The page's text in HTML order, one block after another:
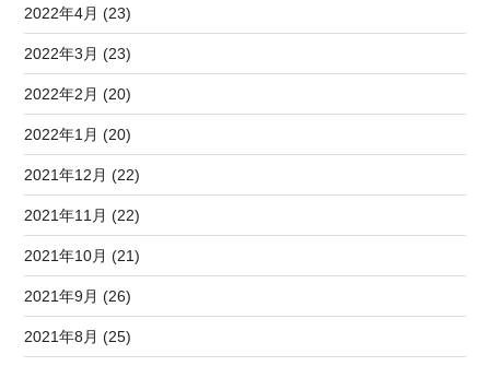
2022年4月 (23)
2022年3月 (23)
2022年2月 (20)
2022年1月 (20)
2021年12月 (22)
2021年11月 (22)
2021年10月 (21)
2021年9月 (26)
2021年8月 (25)